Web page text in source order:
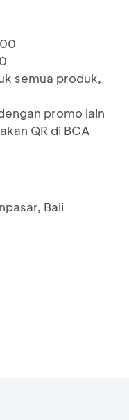
semua produk,
promo lain
QR di BCA
Bali